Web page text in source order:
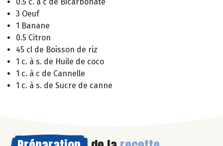
3 Oeuf
1 Banane
0.5 Citron
45 cl de Boisson de riz
1 c. à s. de Huile de coco
1 c. à c de Cannelle
1 c. à s. de Sucre de canne